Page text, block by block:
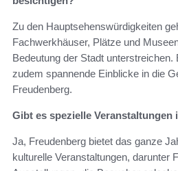
Zu den Hauptsehenswürdigkeiten
Fachwerkhäuser, Plätze und
Bedeutung der Stadt unterstreichen.
zudem spannende Einblicke in die
Freudenberg.
Gibt es spezielle Veranstaltungen
Ja, Freudenberg bietet das ganze
kulturelle Veranstaltungen, darunter